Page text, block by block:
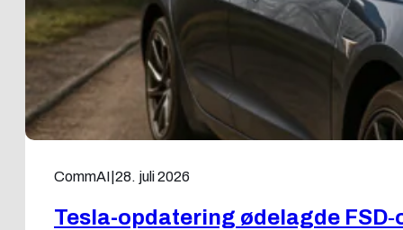
CommAI 28. juli 2026
Tesla-opdatering ødelagde